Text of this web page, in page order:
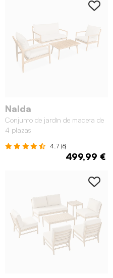
Nalda
Conjunto de jardín de madera de
4 plazas
4.7 (6)
499,99 €